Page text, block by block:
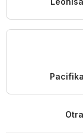
Pacifika